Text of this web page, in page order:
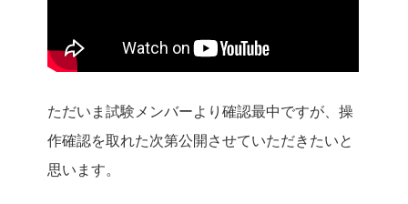
ただいま試験メンバーより確認最中ですが、操
作確認を取れた次第公開させていただきたいと
思います。